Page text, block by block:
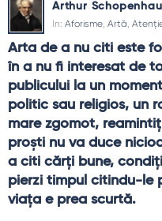
Cum depășesc teama
Citește simplu, fără
vorbesc sincer și
efectul.
Ce fac când nu
Stai cu imaginea
revino mai târziu. Nu totul
de ajuns să te atingă.
Arthur
In: Aforisme, Artă,
Arta de a nu citi este
în a nu fi interesat de
publicului la un
politic sau religios, un
mare zgomot,
proşti nu va duce
a citi cărţi bune,
pierzi timpul citindu-le
viaţa e prea scurtă.